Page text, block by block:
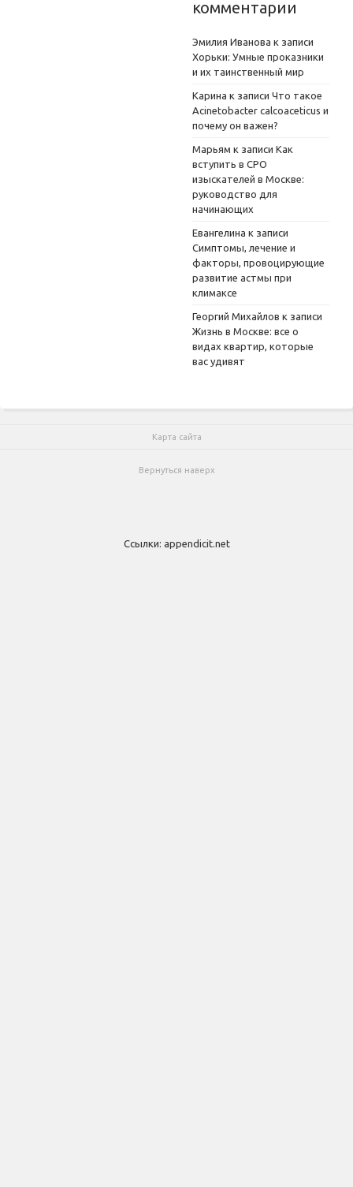
комментарии
Эмилия Иванова к записи
Хорьки: Умные проказники
и их таинственный мир
Карина к записи Что такое
Acinetobacter calcoaceticus и
почему он важен?
Марьям к записи Как
вступить в СРО
изыскателей в Москве:
руководство для
начинающих
Евангелина к записи
Симптомы, лечение и
факторы, провоцирующие
развитие астмы при
климаксе
Георгий Михайлов к записи
Жизнь в Москве: все о
видах квартир, которые
вас удивят
Карта сайта
Вернуться наверх
Ссылки: appendicit.net